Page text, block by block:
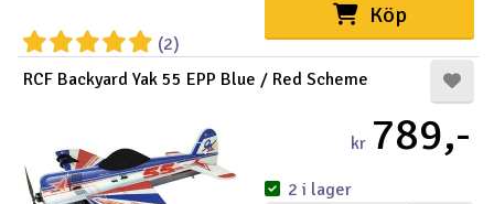
(2)
Köp
RCF Backyard Yak 55 EPP Blue / Red Scheme
kr 789,-
2 i lager